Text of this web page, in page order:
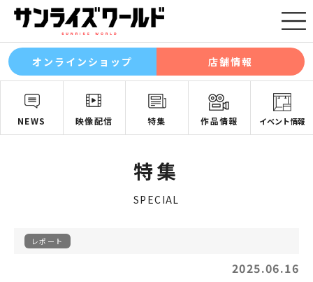
オンラインショップ 店舗情報
NEWS 映像配信 特集 作品情報 イベント情報
特集
SPECIAL
レポート
2025.06.16